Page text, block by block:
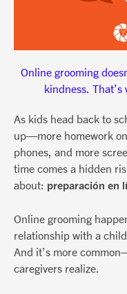
Online grooming
kindness.
As kids head back to
up—more homework
phones, and more
time comes a hidden
about: preparación en
Online grooming
relationship with a
And it’s more
caregivers realize.